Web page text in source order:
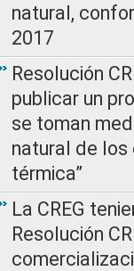
natural,
2017
Resolución
publicar un
se toman
natural de los
térmica”
La CREG
Resolución